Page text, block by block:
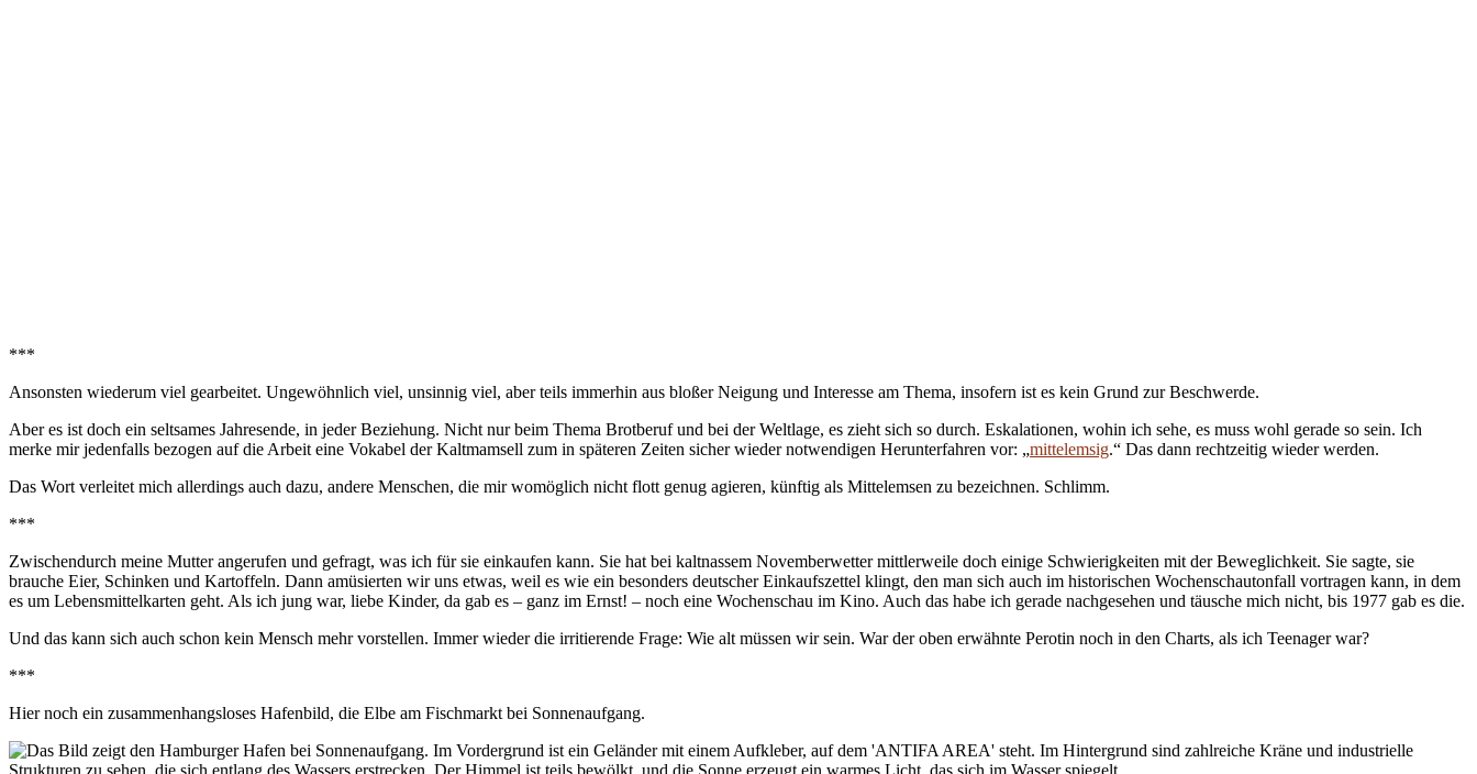
***
Ansonsten wiederum viel gearbeitet. Ungewöhnlich viel, unsinnig viel, aber teils immerhin aus bloßer Neigung und Interesse am Thema, insofern ist es kein Grund zur Beschwerde.
Aber es ist doch ein seltsames Jahresende, in jeder Beziehung. Nicht nur beim Thema Brotberuf und bei der Weltlage, es zieht sich so durch. Eskalationen, wohin ich sehe, es muss wohl gerade so sein. Ich
merke mir jedenfalls bezogen auf die Arbeit eine Vokabel der Kaltmamsell zum in späteren Zeiten sicher wieder notwendigen Herunterfahren vor: „mittelemsig.“ Das dann rechtzeitig wieder werden.
Das Wort verleitet mich allerdings auch dazu, andere Menschen, die mir womöglich nicht flott genug agieren, künftig als Mittelemsen zu bezeichnen. Schlimm.
***
Zwischendurch meine Mutter angerufen und gefragt, was ich für sie einkaufen kann. Sie hat bei kaltnassem Novemberwetter mittlerweile doch einige Schwierigkeiten mit der Beweglichkeit. Sie sagte, sie
brauche Eier, Schinken und Kartoffeln. Dann amüsierten wir uns etwas, weil es wie ein besonders deutscher Einkaufszettel klingt, den man sich auch im historischen Wochenschautonfall vortragen kann, in dem
es um Lebensmittelkarten geht. Als ich jung war, liebe Kinder, da gab es – ganz im Ernst! – noch eine Wochenschau im Kino. Auch das habe ich gerade nachgesehen und täusche mich nicht, bis 1977 gab es die.
Und das kann sich auch schon kein Mensch mehr vorstellen. Immer wieder die irritierende Frage: Wie alt müssen wir sein. War der oben erwähnte Perotin noch in den Charts, als ich Teenager war?
***
Hier noch ein zusammenhangsloses Hafenbild, die Elbe am Fischmarkt bei Sonnenaufgang.